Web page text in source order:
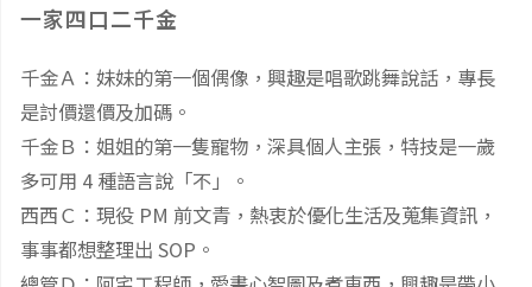
一家四口二千金
千金Ａ：妹妹的第一個偶像，興趣是唱歌跳舞說話，專長
是討價還價及加碼。
千金Ｂ：姐姐的第一隻寵物，深具個人主張，特技是一歲
多可用 4 種語言說「不」。
西西Ｃ：現役 PM 前文青，熱衷於優化生活及蒐集資訊，
事事都想整理出 SOP。